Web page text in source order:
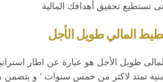
تستطيع تحقيق أهدافك المالية
المالي طويل الأجل
طويل الأجل هو عبارة عن اطار
تمتد لاكثر من خمس سنوات ’ و يتضمن